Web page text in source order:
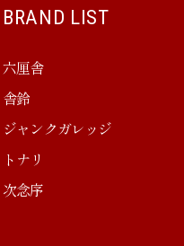
BRAND LIST
六厘舎
舎鈴
ジャンクガレッジ
トナリ
次念序